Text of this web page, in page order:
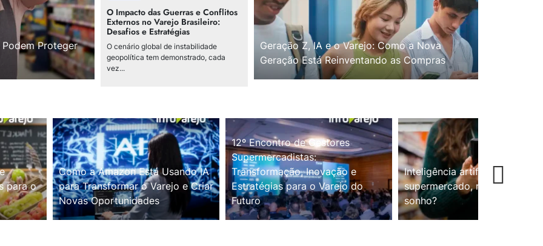
Proteger
O Impacto das Guerras e Conflitos
Externos no Varejo Brasileiro:
Desafios e Estratégias
O cenário global de instabilidade
geopolítica tem demonstrado, cada
vez...
Geração Z, IA e o Varejo: Como a Nova
Geração Está Reinventando as Compras
para o
Como a Amazon Está Usando IA
para Transformar o Varejo e Criar
Novas Oportunidades
12º Encontro de Gestores
Supermercadistas:
Transformação, Inovação e
Estratégias para o Varejo do
Futuro
Inteligência artificial no
supermercado, realidade ou
sonho?